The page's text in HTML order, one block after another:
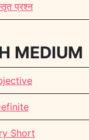
प्रश्न
MEDIUM
Short